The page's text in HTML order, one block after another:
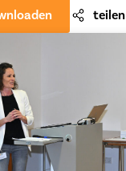
teilen